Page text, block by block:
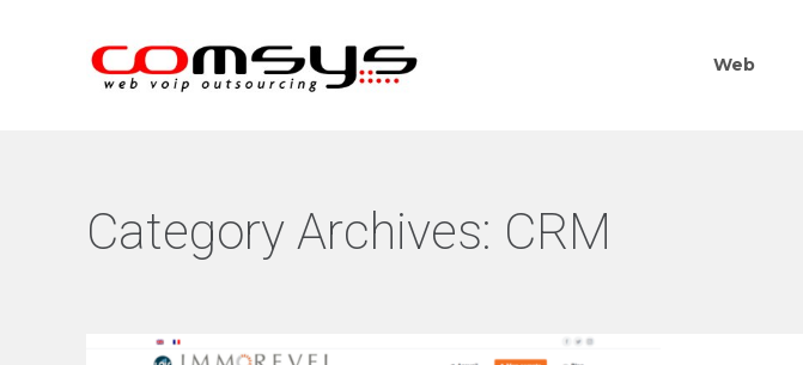
Web
Category Archives: CRM